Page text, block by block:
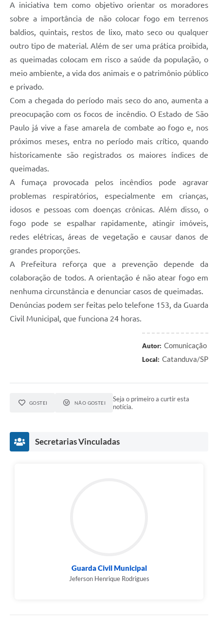
A iniciativa tem como objetivo orientar os moradores
sobre a importância de não colocar fogo em terrenos
baldios, quintais, restos de lixo, mato seco ou qualquer
outro tipo de material. Além de ser uma prática proibida,
as queimadas colocam em risco a saúde da população, o
meio ambiente, a vida dos animais e o patrimônio público
e privado.
Com a chegada do período mais seco do ano, aumenta a
preocupação com os focos de incêndio. O Estado de São
Paulo já vive a fase amarela de combate ao fogo e, nos
próximos meses, entra no período mais crítico, quando
historicamente são registrados os maiores índices de
queimadas.
A fumaça provocada pelos incêndios pode agravar
problemas respiratórios, especialmente em crianças,
idosos e pessoas com doenças crônicas. Além disso, o
fogo pode se espalhar rapidamente, atingir imóveis,
redes elétricas, áreas de vegetação e causar danos de
grandes proporções.
A Prefeitura reforça que a prevenção depende da
colaboração de todos. A orientação é não atear fogo em
nenhuma circunstância e denunciar casos de queimadas.
Denúncias podem ser feitas pelo telefone 153, da Guarda
Civil Municipal, que funciona 24 horas.
Autor: Comunicação
Local: Catanduva/SP
GOSTEI NÃO GOSTEI
Seja o primeiro a curtir esta
notícia.
Secretarias Vinculadas
Guarda Civil Municipal
Jeferson Henrique Rodrigues